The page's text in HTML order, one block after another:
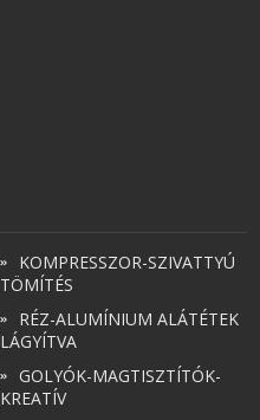
KOMPRESSZOR-SZIVATTYÚ
TÖMÍTÉS
RÉZ-ALUMÍNIUM ALÁTÉTEK
LÁGYÍTVA
GOLYÓK-MAGTISZTÍTÓK-
KREATÍV